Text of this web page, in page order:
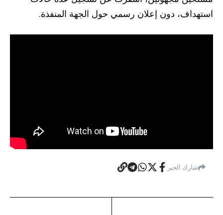
استهداف، دون إعلان رسمي حول الجهة المنفذة.
شارك الخبر